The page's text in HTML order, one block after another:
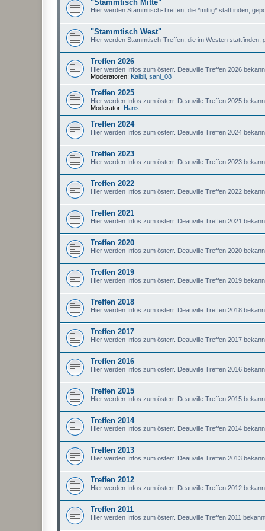
"Stammtisch Mitte"
Hier werden Stammtisch-Treffen, die *mittig* stattfinden,
"Stammtisch West"
Hier werden Stammtisch-Treffen, die im Westen stattfinden,
Treffen 2026
Hier werden Infos zum österr. Deauville Treffen 2026
Moderatoren: Kaibii sani_08
Treffen 2025
Hier werden Infos zum österr. Deauville Treffen 2025
Moderator: Hans
Treffen 2024
Hier werden Infos zum österr. Deauville Treffen 2024
Treffen 2023
Hier werden Infos zum österr. Deauville Treffen 2023
Treffen 2022
Hier werden Infos zum österr. Deauville Treffen 2022
Treffen 2021
Hier werden Infos zum österr. Deauville Treffen 2021
Treffen 2020
Hier werden Infos zum österr. Deauville Treffen 2020
Treffen 2019
Hier werden Infos zum österr. Deauville Treffen 2019
Treffen 2018
Hier werden Infos zum österr. Deauville Treffen 2018
Treffen 2017
Hier werden Infos zum österr. Deauville Treffen 2017
Treffen 2016
Hier werden Infos zum österr. Deauville Treffen 2016
Treffen 2015
Hier werden Infos zum österr. Deauville Treffen 2015
Treffen 2014
Hier werden Infos zum österr. Deauville Treffen 2014
Treffen 2013
Hier werden Infos zum österr. Deauville Treffen 2013
Treffen 2012
Hier werden Infos zum österr. Deauville Treffen 2012
Treffen 2011
Hier werden Infos zum österr. Deauville Treffen 2011